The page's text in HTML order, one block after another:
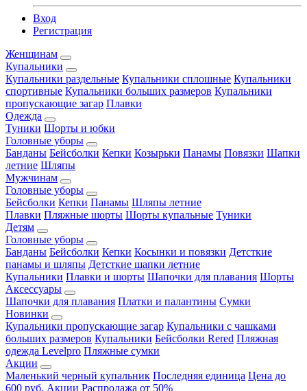
Вход
Регистрация
Женщинам
Купальники
Купальники раздельные Купальники сплошные Купальники
спортивные Купальники больших размеров Купальники
пропускающие загар Плавки
Одежда
Туники Шорты и юбки
Головные уборы
Банданы Бейсболки Кепки Козырьки Панамы Повязки Шапки
летние Шляпы
Мужчинам
Головные уборы
Бейсболки Кепки Панамы Шляпы летние
Плавки Пляжные шорты Шорты купальные Туники
Детям
Головные уборы
Банданы Бейсболки Кепки Косынки и повязки Детсткие
панамы и шляпы Детсткие шапки летние
Купальники Плавки и шорты Шапочки для плавания Шорты
Аксессуары
Шапочки для плавания Платки и палантины Сумки
Новинки
Купальники пропускающие загар Купальники с чашками
больших размеров Купальники Бейсболки Rered Пляжная
одежда Levelpro Пляжные сумки
Акции
Маленький черный купальник Последняя единица Цена до
600 руб. Акции Распродажа от 50%